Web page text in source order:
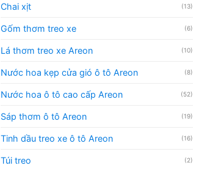
Chai xịt (13)
Gốm thơm treo xe (6)
Lá thơm treo xe Areon (10)
Nước hoa kẹp cửa gió ô tô Areon (8)
Nước hoa ô tô cao cấp Areon (52)
Sáp thơm ô tô Areon (19)
Tinh dầu treo xe ô tô Areon (16)
Túi treo (2)